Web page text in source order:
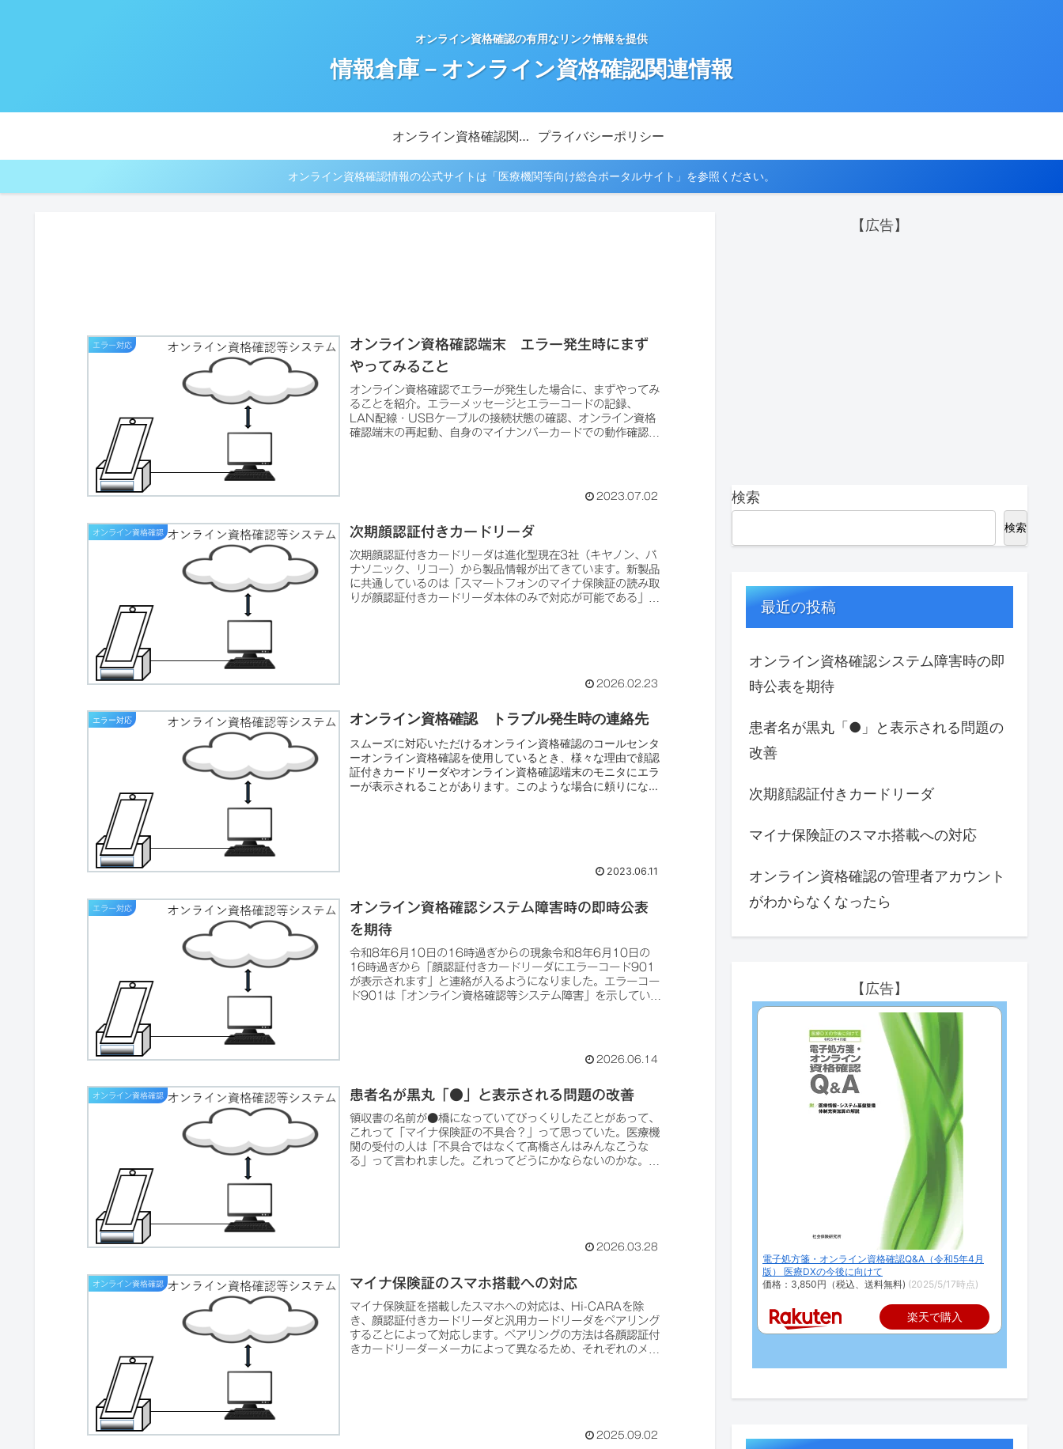
オンライン資格確認の有用なリンク情報を提供
情報倉庫－オンライン資格確認関連情報
オンライン資格確認関連情報 プライバシーポリシー
オンライン資格確認情報の公式サイトは「医療機関等向け総合ポータルサイト」を参照ください。
エラー対応
オンライン資格確認端末 エラー発生時にまず
やってみること
オンライン資格確認でエラーが発生した場合に、まずやってみ
ることを紹介。エラーメッセージとエラーコードの記録、
LAN配線・USBケーブルの接続状態の確認、オンライン資格
確認端末の再起動、自身のマイナンバーカードでの動作確認な
2023.07.02
オンライン資格確認 次期顔認証付きカードリーダ
次期顔認証付きカードリーダは進化型現在3社（キヤノン、パ
ナソニック、リコー）から製品情報が出てきています。新製品
に共通しているのは「スマートフォンのマイナ保険証の読み取
りが顔認証付きカードリーダ本体のみで対応が可能である」と
2026.02.23
エラー対応 オンライン資格確認 トラブル発生時の連絡先
スムーズに対応いただけるオンライン資格確認のコールセンタ
ーオンライン資格確認を使用しているとき、様々な理由で顔認
証付きカードリーダやオンライン資格確認端末のモニタにエラ
ーが表示されることがあります。このような場合に頼りになる
2023.06.11
エラー対応
オンライン資格確認システム障害時の即時公表
を期待
令和8年6月10日の16時過ぎからの現象令和8年6月10日の
16時過ぎから「顔認証付きカードリーダにエラーコード901
が表示されます」と連絡が入るようになりました。エラーコー
ド901は「オンライン資格確認等システム障害」を示していま
2026.06.14
オンライン資格確認 患者名が黒丸「●」と表示される問題の改善
領収書の名前が●橋になっていてびっくりしたことがあって、
これって「マイナ保険証の不具合？」って思っていた。医療機
関の受付の人は「不具合ではなくて髙橋さんはみんなこうな
る」って言われました。これってどうにかならないのかな。オ
2026.03.28
オンライン資格確認 マイナ保険証のスマホ搭載への対応
マイナ保険証を搭載したスマホへの対応は、Hi-CARAを除
き、顔認証付きカードリーダと汎用カードリーダをペアリング
することによって対応します。ペアリングの方法は各顔認証付
きカードリーダーメーカによって異なるため、それぞれのメー
2025.09.02
【広告】
検索
検索
最近の投稿
オンライン資格確認システム障害時の即
時公表を期待
患者名が黒丸「●」と表示される問題の
改善
次期顔認証付きカードリーダ
マイナ保険証のスマホ搭載への対応
オンライン資格確認の管理者アカウント
がわからなくなったら
【広告】
電子処方箋・オンライン資格確認Q&A（令和5年4月
版） 医療DXの今後に向けて
価格：3,850円（税込、送料無料) (2025/5/17時点)
楽天で購入